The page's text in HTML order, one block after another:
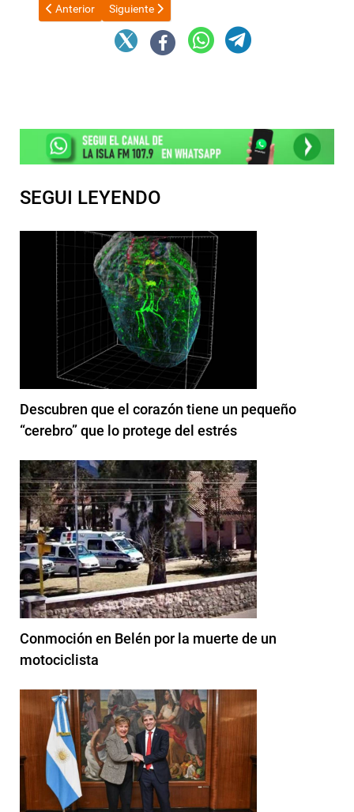
Artículo anterior: El 9 de mayo los radicales de Catamarca
Anterior Artículo siguiente: Empresa japonesa visitó
Siguiente
SEGUI LEYENDO
Descubren que el corazón tiene un pequeño
“cerebro” que lo protege del estrés
Conmoción en Belén por la muerte de un
motociclista